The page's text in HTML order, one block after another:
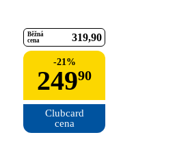
Běžná
cena
319 90
-21%
24990
Clubcard
cena